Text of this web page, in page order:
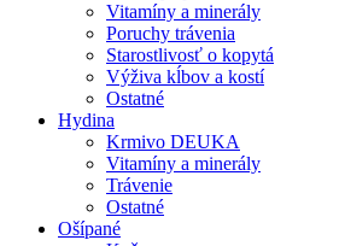
Vitamíny a minerály
Poruchy trávenia
Starostlivosť o kopytá
Výživa kĺbov a kostí
Ostatné
Hydina
Krmivo DEUKA
Vitamíny a minerály
Trávenie
Ostatné
Ošípané